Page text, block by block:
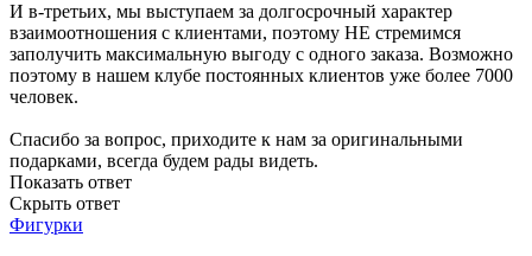
И в-третьих, мы выступаем за долгосрочный характер
взаимоотношения с клиентами, поэтому НЕ стремимся
заполучить максимальную выгоду с одного заказа. Возможно
поэтому в нашем клубе постоянных клиентов уже более 7000
человек.
Спасибо за вопрос, приходите к нам за оригинальными
подарками, всегда будем рады видеть.
Показать ответ
Скрыть ответ
Фигурки